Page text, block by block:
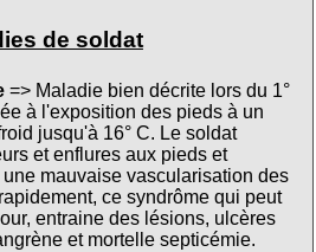
de soldat
=> Maladie bien décrite lors du 1°
à l'exposition des pieds à un
jusqu'à 16° C. Le soldat
et enflures aux pieds et
mauvaise vascularisation des
ce syndrôme qui peut
entraine des lésions, ulcères
et mortelle septicémie.